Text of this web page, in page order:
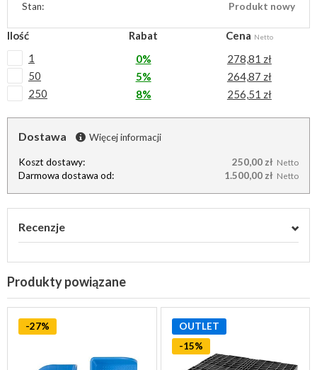
Stan:
Produkt nowy
Ilość Rabat Cena Netto
1 0%
278,81 zł
50
5%
264,87 zł
250
8% 256,51 zł
Dostawa Więcej informacji
Koszt dostawy: 250,00 zł Netto
Darmowa dostawa od: 1.500,00 zł Netto
Recenzje
Produkty powiązane
-27%
OUTLET
-15%